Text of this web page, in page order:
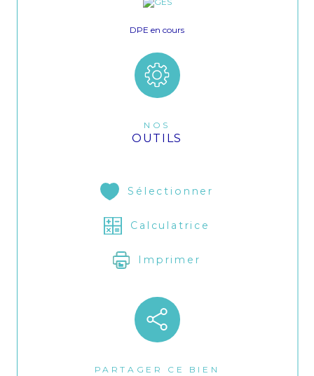
DPE en cours
NOS
OUTILS
Sélectionner
Calculatrice
Imprimer
PARTAGER CE BIEN